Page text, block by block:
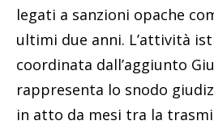
legati a sanzioni opache
ultimi due anni. L’attività
coordinata dall’aggiunto
rappresenta lo snodo
in atto da mesi tra la